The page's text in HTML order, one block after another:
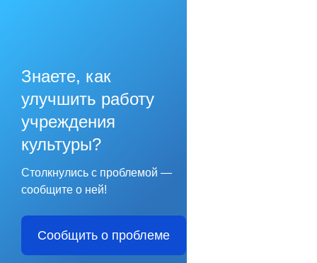
Знаете, как
улучшить работу
учреждения
культуры?
Столкнулись с проблемой —
сообщите о ней!
Сообщить о проблеме